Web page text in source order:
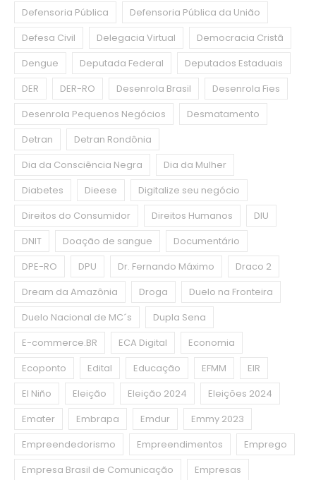
Defensoria Pública
Defensoria Pública da União
Defesa Civil
Delegacia Virtual
Democracia Cristã
Dengue
Deputada Federal
Deputados Estaduais
DER
DER-RO Desenrola Brasil
Desenrola Fies
Desenrola Pequenos Negócios
Desmatamento
Detran
Detran Rondônia
Dia da Consciência Negra
Dia da Mulher
Diabetes
Dieese
Digitalize seu negócio
Direitos do Consumidor
Direitos Humanos
DIU
DNIT
Doação de sangue
Documentário
DPE-RO
DPU Dr. Fernando Máximo
Draco 2
Dream da Amazônia
Droga
Duelo na Fronteira
Duelo Nacional de MC´s
Dupla Sena
E-commerce.BR
ECA Digital
Economia
Ecoponto
Edital Educação EFMM
EIR
El Niño
Eleição Eleição 2024
Eleições 2024
Emater
Embrapa Emdur
Emmy 2023
Empreendedorismo
Empreendimentos
Emprego
Empresa Brasil de Comunicação
Empresas